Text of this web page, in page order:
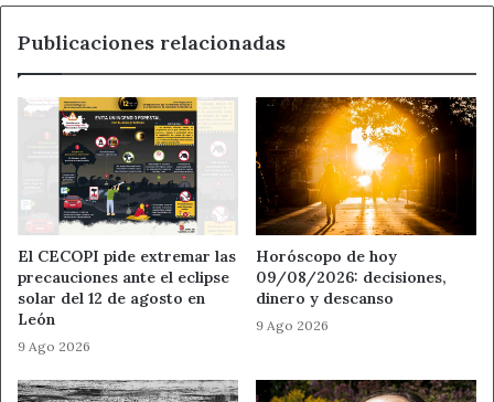
próximo 19 de marzo en el Autocine Madrid. Esta cita
creada por Beardburys contará con el propio Richard
Rawlings y más de 10 horas ininterrumpidas de
experiencias de ocio para que los visitantes se sumerjan
en el más puro estilo norteamericano.
Ahora León Beardburys
Gas Monkey Noticias de León
Publicaciones relacionadas
El CECOPI pide extremar las
precauciones ante el eclipse
solar del 12 de agosto en
León
9 Ago 2026
Horóscopo de hoy
09/08/2026: decisiones,
dinero y descanso
9 Ago 2026